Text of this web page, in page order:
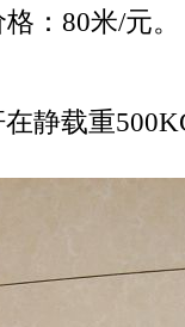
：80米/元。
静载重